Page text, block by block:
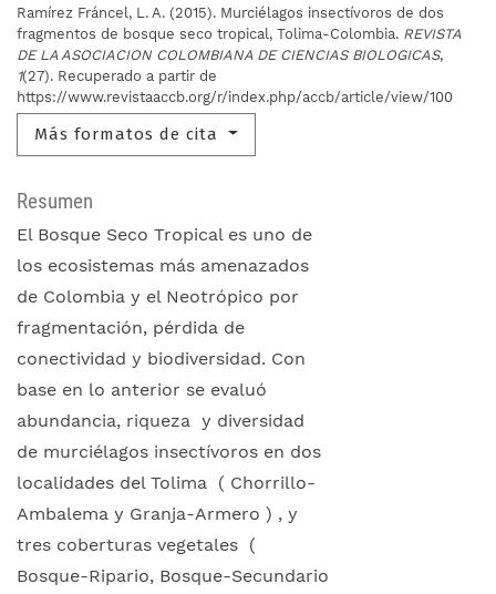
Ramírez Fráncel, L. A. (2015). Murciélagos insectívoros de dos
fragmentos de bosque seco tropical, Tolima-Colombia. REVISTA
DE LA ASOCIACION COLOMBIANA DE CIENCIAS BIOLOGICAS,
1(27). Recuperado a partir de
https://www.revistaaccb.org/r/index.php/accb/article/view/100
Más formatos de cita
Resumen
El Bosque Seco Tropical es uno de
los ecosistemas más amenazados
de Colombia y el Neotrópico por
fragmentación, pérdida de
conectividad y biodiversidad. Con
base en lo anterior se evaluó
abundancia, riqueza y diversidad
de murciélagos insectívoros en dos
localidades del Tolima ( Chorrillo-
Ambalema y Granja-Armero ) , y
tres coberturas vegetales (
Bosque-Ripario, Bosque-Secundario